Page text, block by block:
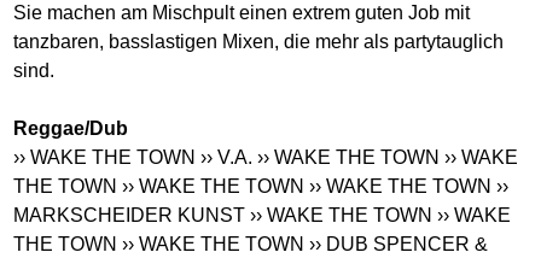
Sie machen am Mischpult einen extrem guten Job mit
tanzbaren, basslastigen Mixen, die mehr als partytauglich
sind.
Reggae/Dub
›› WAKE THE TOWN ›› V.A. ›› WAKE THE TOWN ›› WAKE
THE TOWN ›› WAKE THE TOWN ›› WAKE THE TOWN ››
MARKSCHEIDER KUNST ›› WAKE THE TOWN ›› WAKE
THE TOWN ›› WAKE THE TOWN ›› DUB SPENCER &